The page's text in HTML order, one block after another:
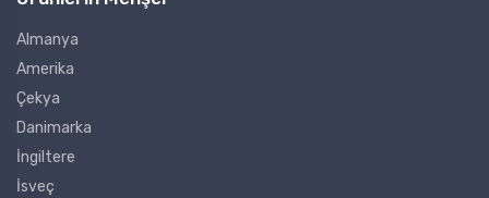
Almanya
Amerika
Çekya
Danimarka
İngiltere
İsveç